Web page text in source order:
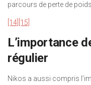
parcours de perte de
[14] [15]
L’importance
régulier
Nikos a aussi compris